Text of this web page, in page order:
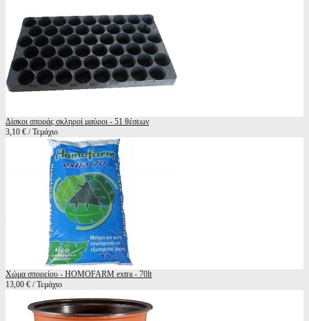
Δίσκοι σποράς σκληροί μαύροι - 51 θέσεων
3,10 € / Τεμάχιο
Χώμα σπορείου - HOMOFARM extra - 70lt
13,00 € / Τεμάχιο